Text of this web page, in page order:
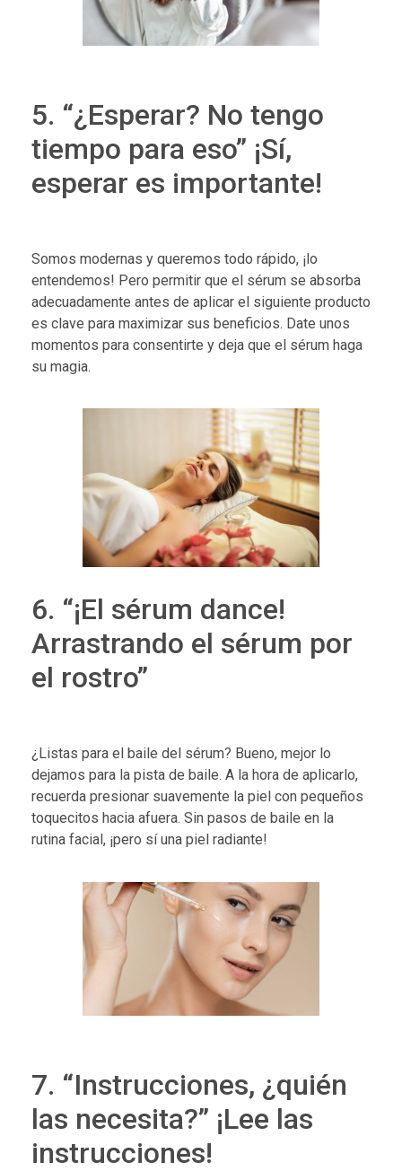
5. “¿Esperar? No tengo
tiempo para eso” ¡Sí,
esperar es importante!
Somos modernas y queremos todo rápido, ¡lo
entendemos! Pero permitir que el sérum se absorba
adecuadamente antes de aplicar el siguiente producto
es clave para maximizar sus beneficios. Date unos
momentos para consentirte y deja que el sérum haga
su magia.
6. “¡El sérum dance!
Arrastrando el sérum por
el rostro”
¿Listas para el baile del sérum? Bueno, mejor lo
dejamos para la pista de baile. A la hora de aplicarlo,
recuerda presionar suavemente la piel con pequeños
toquecitos hacia afuera. Sin pasos de baile en la
rutina facial, ¡pero sí una piel radiante!
7. “Instrucciones, ¿quién
las necesita?” ¡Lee las
instrucciones!